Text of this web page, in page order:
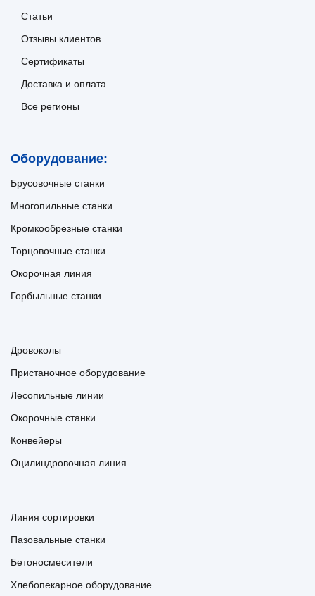
Статьи
Отзывы клиентов
Сертификаты
Доставка и оплата
Все регионы
Оборудование:
Брусовочные станки
Многопильные станки
Кромкообрезные станки
Торцовочные станки
Окорочная линия
Горбыльные станки
Дровоколы
Пристаночное оборудование
Лесопильные линии
Окорочные станки
Конвейеры
Оцилиндровочная линия
Линия сортировки
Пазовальные станки
Бетоносмесители
Хлебопекарное оборудование